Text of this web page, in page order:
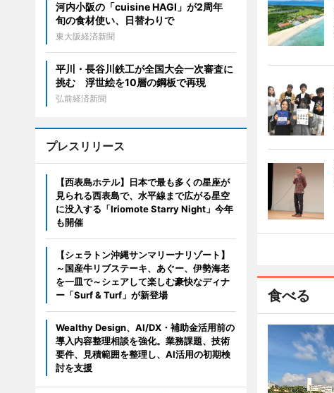
食べる
河内小阪の「cuisine HAGI」が2周年
旬の食材使い、日替わりで
東大阪経済新聞
平川・長谷川鉄工が全国大会一次審査に
挑む 浮世絵を10層の鋼板で再現
弘前経済新聞
プレスリリース
【西表島ホテル】日本で最も多くの星座が
見られる西表島で、水平線まで広がる星空
に没入する「Iriomote Starry Night」今年
も開催
【シェラトン沖縄サンマリーナリゾート】
～国産牛リブステーキ、あぐー、伊勢海老
を一皿で～シェアして楽しむ豪快なディナ
ー「Surf & Turf」が新登場
Wealthy Design、AI/DX・補助金活用前の
導入内容整理相談を強化。業務課題、技術
要件、見積範囲を整理し、AI活用の初期検
討を支援